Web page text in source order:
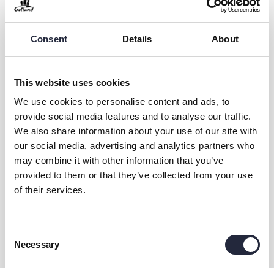
Consent Details About
This website uses cookies
We use cookies to personalise content and ads, to
provide social media features and to analyse our traffic.
We also share information about your use of our site with
our social media, advertising and analytics partners who
may combine it with other information that you’ve
provided to them or that they’ve collected from your use
of their services.
Selection
Necessary
Kontakt & öppettider
Eventet arrangeras av